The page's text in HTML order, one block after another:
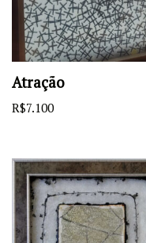
Atração
R$7.100